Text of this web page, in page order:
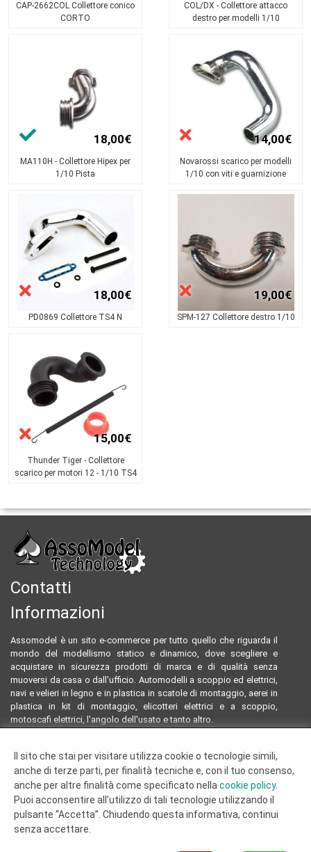
Il sito che stai per visitare utilizza cookie o tecnologie simili,
anche di terze parti, per finalità tecniche e, con il tuo consenso,
anche per altre finalità come specificato nella cookie policy.
Puoi acconsentire all’utilizzo di tali tecnologie utilizzando il
pulsante “Accetta”. Chiudendo questa informativa, continui
senza accettare.
CAP-2662COL Collettore conico
CORTO
COL/DX - Collettore attacco
destro per modelli 1/10
18,00€
MA110H - Collettore Hipex per
1/10 Pista
14,00€
Novarossi scarico per modelli
1/10 con viti e guarnizione
18,00€
PD0869 Collettore TS4 N
19,00€
SPM-127 Collettore destro 1/10
15,00€
Thunder Tiger - Collettore
scarico per motori 12 - 1/10 TS4
Contatti
Informazioni
Assomodel è un sito e-commerce per tutto quello che riguarda il
mondo del modellismo statico e dinamico, dove scegliere e
acquistare in sicurezza prodotti di marca e di qualità senza
muoversi da casa o dall'ufficio. Automodelli a scoppio ed elettrici,
navi e velieri in legno e in plastica in scatole di montaggio, aerei in
plastica in kit di montaggio, elicotteri elettrici e a scoppio,
motoscafi elettrici, l'angolo dell'usato e tanto altro.
Tel:0922804761 - 3293096230
Termini e condizioni
Dove siamo
Chi siamo
Cookie Policy